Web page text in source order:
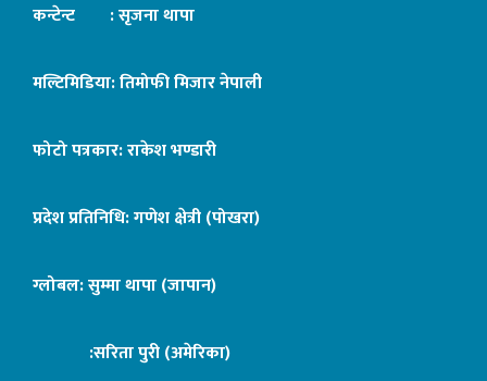
कन्टेन्ट : सृजना थापा
मल्टिमिडिया: तिमोफी मिजार नेपाली
फोटो पत्रकार: राकेश भण्डारी
प्रदेश प्रतिनिधि: गणेश क्षेत्री (पोखरा)
ग्लोबल: सुम्मा थापा (जापान)
:सरिता पुरी (अमेरिका)